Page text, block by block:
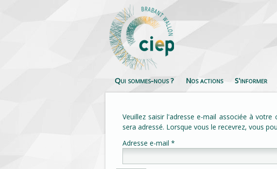
Qui sommes-nous ? Nos actions S'informer
Veuillez saisir l'adresse e-mail associée à
sera adressé. Lorsque vous le recevrez, vous
Adresse e-mail *